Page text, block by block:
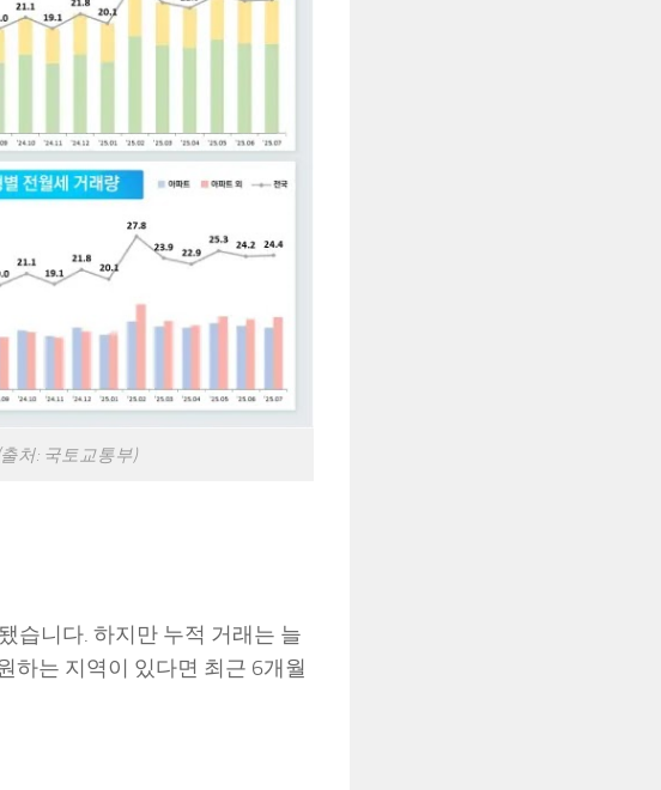
처: 국토교통부)
습니다. 하지만 누적 거래는 늘
하는 지역이 있다면 최근 6개월